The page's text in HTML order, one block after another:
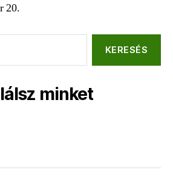
20.
minket